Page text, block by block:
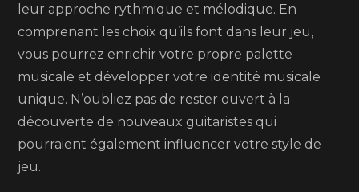
leur approche rythmique et mélodique. En
comprenant les choix qu’ils font dans leur jeu,
vous pourrez enrichir votre propre palette
musicale et développer votre identité musicale
unique. N’oubliez pas de rester ouvert à la
découverte de nouveaux guitaristes qui
pourraient également influencer votre style de
jeu.